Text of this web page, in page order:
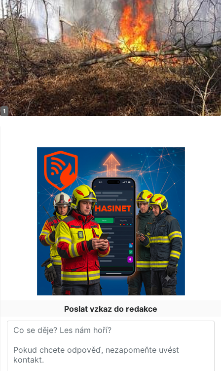
Poslat vzkaz do redakce